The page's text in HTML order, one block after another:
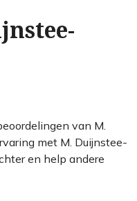
van M.
met M. Duijnstee-
en help andere